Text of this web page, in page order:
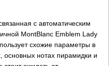
с автоматическим
MontBlanc Emblem Lady
схожие параметры в
основных нотах пирамидки и